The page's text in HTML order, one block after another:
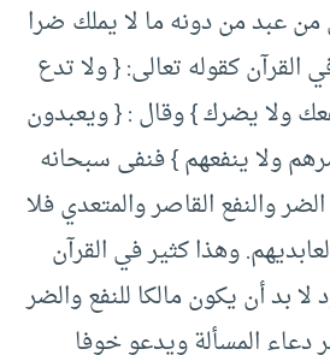
من عبد من دونه ما لا يملك ضرا
القرآن كقوله تعالى: { ولا تدع
ولا يضرك } وقال : { ويعبدون
ولا ينفعهم } فنفى سبحانه
والنفع القاصر والمتعدي فلا
وهذا كثير في القرآن
لا بد أن يكون مالكا للنفع والضر
دعاء المسألة ويدعو خوفا